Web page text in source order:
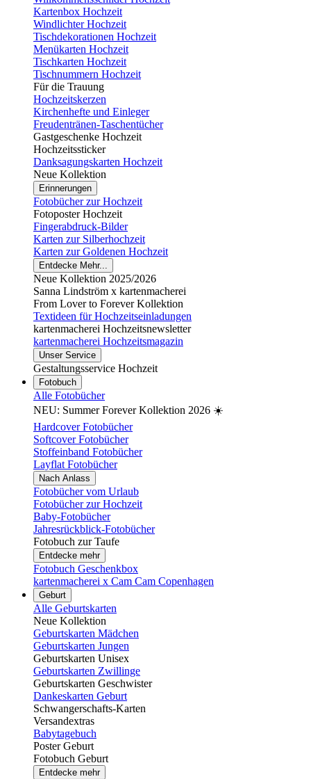
Kartenbox Hochzeit
Windlichter Hochzeit
Tischdekorationen Hochzeit
Menükarten Hochzeit
Tischkarten Hochzeit
Tischnummern Hochzeit
Für die Trauung
Hochzeitskerzen
Kirchenhefte und Einleger
Freudentränen-Taschentücher
Gastgeschenke Hochzeit
Hochzeitssticker
Danksagungskarten Hochzeit
Neue Kollektion
Erinnerungen
Fotobücher zur Hochzeit
Fotoposter Hochzeit
Fingerabdruck-Bilder
Karten zur Silberhochzeit
Karten zur Goldenen Hochzeit
Entdecke Mehr...
Neue Kollektion 2025/2026
Sanna Lindström x kartenmacherei
From Lover to Forever Kollektion
Textideen für Hochzeitseinladungen
kartenmacherei Hochzeitsnewsletter
kartenmacherei Hochzeitsmagazin
Unser Service
Gestaltungsservice Hochzeit
Fotobuch
Alle Fotobücher
NEU: Summer Forever Kollektion 2026 ☀️
Hardcover Fotobücher
Softcover Fotobücher
Stoffeinband Fotobücher
Layflat Fotobücher
Nach Anlass
Fotobücher vom Urlaub
Fotobücher zur Hochzeit
Baby-Fotobücher
Jahresrückblick-Fotobücher
Fotobuch zur Taufe
Entdecke mehr
Fotobuch Geschenkbox
kartenmacherei x Cam Cam Copenhagen
Geburt
Alle Geburtskarten
Neue Kollektion
Geburtskarten Mädchen
Geburtskarten Jungen
Geburtskarten Unisex
Geburtskarten Zwillinge
Geburtskarten Geschwister
Dankeskarten Geburt
Schwangerschafts-Karten
Versandextras
Babytagebuch
Poster Geburt
Fotobuch Geburt
Entdecke mehr